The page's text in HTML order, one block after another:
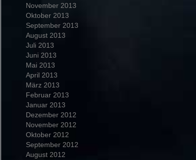
November 2013
Oktober 2013
September 2013
August 2013
Juli 2013
Juni 2013
Mai 2013
April 2013
März 2013
Februar 2013
Januar 2013
Dezember 2012
November 2012
Oktober 2012
September 2012
August 2012